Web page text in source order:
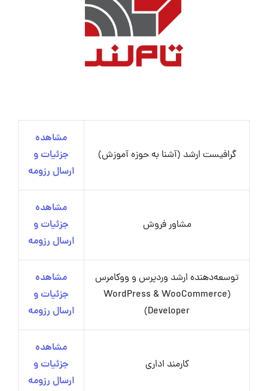
گرافیست ارشد (آشنا به حوزه آموزش)
مشاهده
جزئیات و
ارسال رزومه
مشاور فروش
مشاهده
جزئیات و
ارسال رزومه
توسعه‌دهنده ارشد وردپرس و ووکامرس
(WordPress & WooCommerce
Developer)
مشاهده
جزئیات و
ارسال رزومه
کارمند اداری
مشاهده
جزئیات و
ارسال رزومه